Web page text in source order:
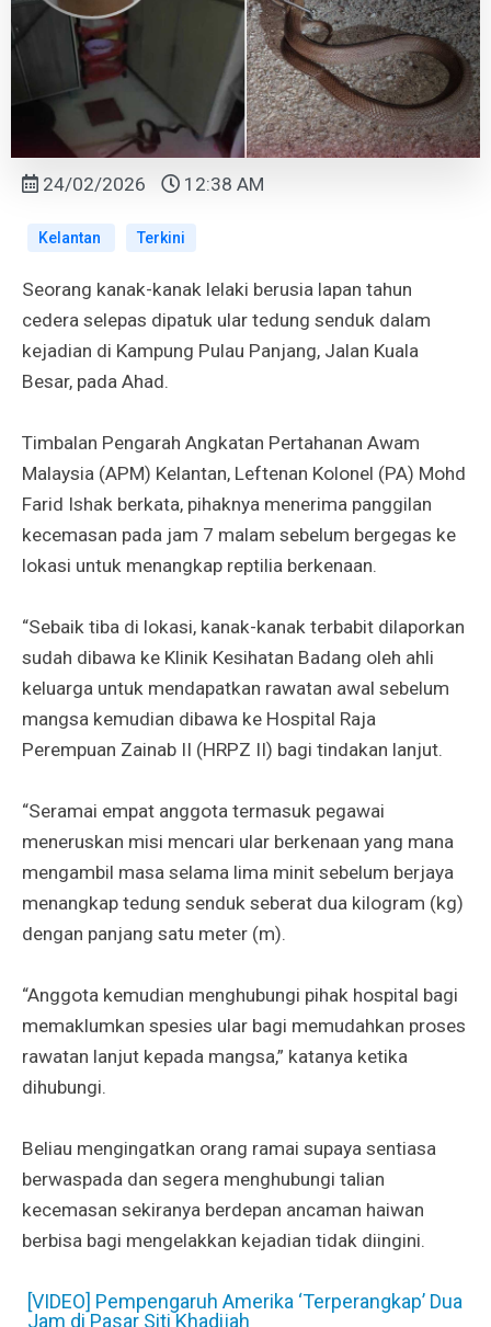
24/02/2026 12:38 AM
Kelantan Terkini
Seorang kanak-kanak lelaki berusia lapan tahun
cedera selepas dipatuk ular tedung senduk dalam
kejadian di Kampung Pulau Panjang, Jalan Kuala
Besar, pada Ahad.
Timbalan Pengarah Angkatan Pertahanan Awam
Malaysia (APM) Kelantan, Leftenan Kolonel (PA) Mohd
Farid Ishak berkata, pihaknya menerima panggilan
kecemasan pada jam 7 malam sebelum bergegas ke
lokasi untuk menangkap reptilia berkenaan.
“Sebaik tiba di lokasi, kanak-kanak terbabit dilaporkan
sudah dibawa ke Klinik Kesihatan Badang oleh ahli
keluarga untuk mendapatkan rawatan awal sebelum
mangsa kemudian dibawa ke Hospital Raja
Perempuan Zainab II (HRPZ II) bagi tindakan lanjut.
“Seramai empat anggota termasuk pegawai
meneruskan misi mencari ular berkenaan yang mana
mengambil masa selama lima minit sebelum berjaya
menangkap tedung senduk seberat dua kilogram (kg)
dengan panjang satu meter (m).
“Anggota kemudian menghubungi pihak hospital bagi
memaklumkan spesies ular bagi memudahkan proses
rawatan lanjut kepada mangsa,” katanya ketika
dihubungi.
Beliau mengingatkan orang ramai supaya sentiasa
berwaspada dan segera menghubungi talian
kecemasan sekiranya berdepan ancaman haiwan
berbisa bagi mengelakkan kejadian tidak diingini.
[VIDEO] Pempengaruh Amerika ‘Terperangkap’ Dua
Jam di Pasar Siti Khadijah